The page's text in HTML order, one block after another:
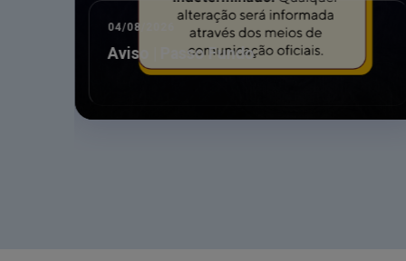
04/08/2026
Aviso | Passo Fundo